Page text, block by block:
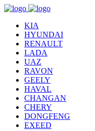
KIA
HYUNDAI
RENAULT
LADA
UAZ
RAVON
GEELY
HAVAL
CHANGAN
CHERY
DONGFENG
EXEED